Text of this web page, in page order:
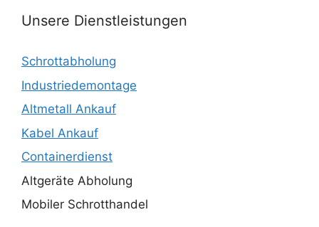
Unsere Dienstleistungen
Schrottabholung
Industriedemontage
Altmetall Ankauf
Kabel Ankauf
Containerdienst
Altgeräte Abholung
Mobiler Schrotthandel